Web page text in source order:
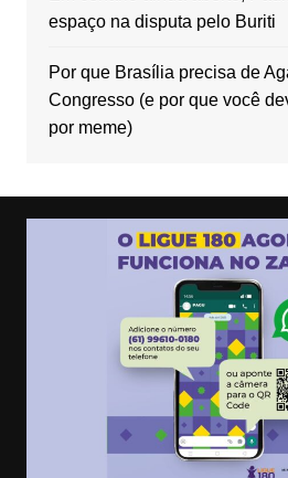
espaço na disputa pelo Buriti
Por que Brasília precisa de
Congresso (e por que você
por meme)